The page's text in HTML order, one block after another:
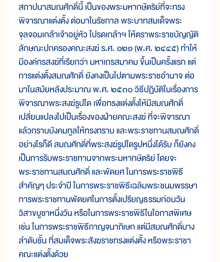
สถาปนาสมณศักดิ์นี้ เป็นของพระมหากษัตริย์ที่จะทรง
พิจารณาแต่งตั้ง ต่อมาในรัชกาล พระบาทสมเด็จพระ
จุลจอมเกล้าเจ้าอยู่หัว โปรดเกล้าฯ ให้ตราพระราชบัญญัติ
ลักษณะปกครองคณะสงฆ์ ร.ศ. ๑๒๑ (พ.ศ. ๒๔๔๕) ทำให้
มีองค์กรสงฆ์ที่เรียกว่า มหาเถรสมาคม ขึ้นเป็นครั้งแรก แต่
การแต่งตั้งสมณศักดิ์ ยังคงเป็นไปตามพระราชอำนาจ ต่อ
มาในสมัยหลังประมาณ พ.ศ. ๒๕๓๐ วิธีปฏิบัติในเรื่องการ
พิจารณาพระสงฆ์รูปใด เพื่อทรงแต่งตั้งให้มีสมณศักดิ์
เปลี่ยนแปลงไปเป็นเรื่องของฝ่ายคณะสงฆ์ ที่จะพิจารณา
แล้วกราบบังคมทูลให้ทรงทราบ และพระราชทานสมณศักดิ์
อย่างไรก็ดี สมณศักดิ์ที่พระสงฆ์รูปใดรูปหนึ่งได้รับ ก็ยังคง
เป็นการรับพระราชทานจากพระมหากษัตริย์ โดยจะ
พระราชทานสมณศักดิ์ และพัดยศ ในการพระราชพิธี
สำคัญๆ ประจำปี ในการพระราชพิธีเฉลิมพระชนมพรรษา
การพระราชทานพัดยศในการตั้งเปรียญธรรมก่อนวัน
วิสาขบูชาหนึ่งวัน หรือในการพระราชพิธีในโอกาสพิเศษ
เช่น ในการพระราชพิธีกาญจนาภิเษก แต่มีสมณศักดิ์บาง
ลำดับชั้น ที่สมเด็จพระสังฆราชทรงแต่งตั้ง หรือพระราชา
คณะแต่งตั้งด้วย